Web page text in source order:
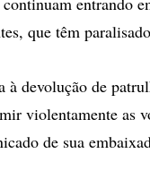
que têm
devolução de
violentamente as
de sua